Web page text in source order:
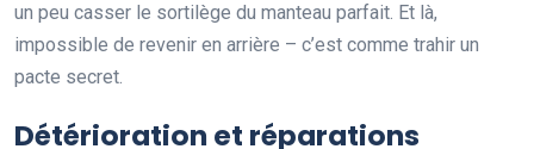
un peu casser le sortilège du manteau parfait. Et là,
impossible de revenir en arrière – c’est comme trahir un
pacte secret.
Détérioration et réparations